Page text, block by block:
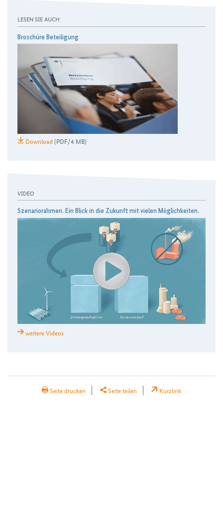
LESEN SIE AUCH:
Broschüre Beteiligung
Download(PDF/4 MB)
VIDEO
Szenariorahmen. Ein Blick in die Zukunft mit vielen Möglichkeiten.
weitere Videos
Seite drucken Seite teilen Kurzlink